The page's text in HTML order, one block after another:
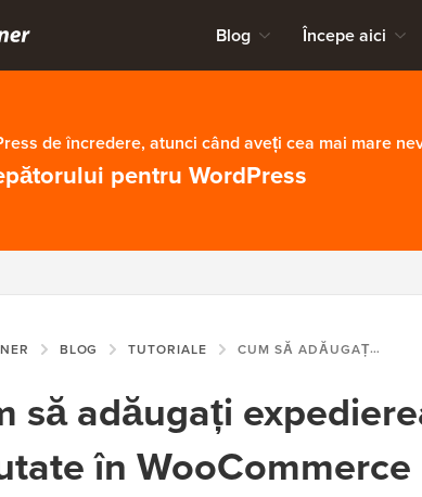
Blog Începe aici
de încredere, atunci când aveți cea mai mare
pentru WordPress
BLOG TUTORIALE CUM SĂ ADĂUGAȚI EXPEDIEREA BAZATĂ PE GREUTATE ÎN WOOCOMMERCE
să adăugați
în WooCommerce